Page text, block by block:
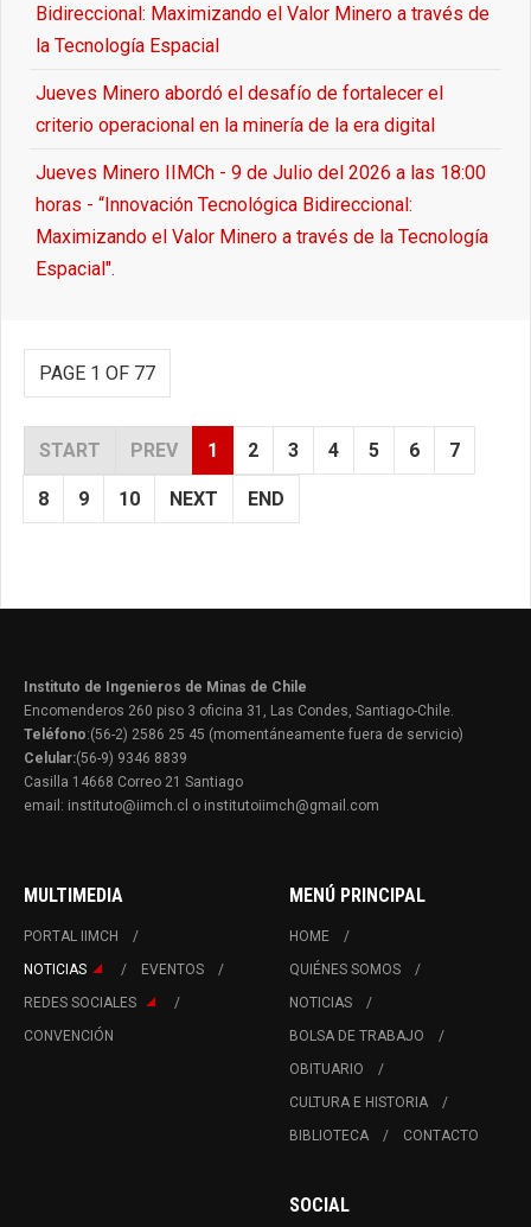
Bidireccional: Maximizando el Valor Minero a través de
la Tecnología Espacial
Jueves Minero abordó el desafío de fortalecer el
criterio operacional en la minería de la era digital
Jueves Minero IIMCh - 9 de Julio del 2026 a las 18:00
horas - “Innovación Tecnológica Bidireccional:
Maximizando el Valor Minero a través de la Tecnología
Espacial".
PAGE 1 OF 77
START PREV 1 2 3 4 5 6 7
8 9 10 NEXT END
Instituto de Ingenieros de Minas de Chile
Encomenderos 260 piso 3 oficina 31, Las Condes, Santiago-Chile.
Teléfono:(56-2) 2586 25 45 (momentáneamente fuera de servicio)
Celular:(56-9) 9346 8839
Casilla 14668 Correo 21 Santiago
email: instituto@iimch.cl o institutoiimch@gmail.com
MULTIMEDIA
PORTAL IIMCH
NOTICIAS
EVENTOS
REDES SOCIALES
CONVENCIÓN
MENÚ PRINCIPAL
HOME
QUIÉNES SOMOS
NOTICIAS
BOLSA DE TRABAJO
OBITUARIO
CULTURA E HISTORIA
BIBLIOTECA
CONTACTO
SOCIAL